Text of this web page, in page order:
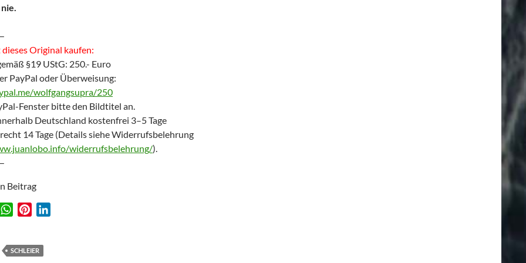
nie.
Original kaufen:
§19 UStG: 250.- Euro
PayPal oder Überweisung:
wolfgangsupra/250
Fenster bitte den Bildtitel an.
Deutschland kostenfrei 3–5 Tage
14 Tage (Details siehe Widerrufsbelehrung
widerrufsbelehrung/).
Beitrag
W
t
t
SCHLEIER